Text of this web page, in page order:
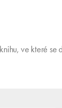
ve které se